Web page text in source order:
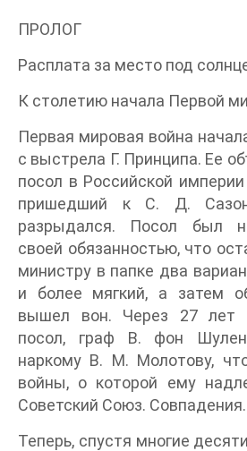
ПРОЛОГ
Расплата за место под
К столетию начала Первой
Первая мировая война
с выстрела Г. Принципа. Ее
посол в Российской
пришедший к С. Д.
разрыдался. Посол был
своей обязанностью, что
министру в папке два
и более мягкий, а затем
вышел вон. Через 27 лет
посол, граф В. фон
наркому В. М. Молотову,
войны, о которой ему
Советский Союз.
Теперь, спустя многие